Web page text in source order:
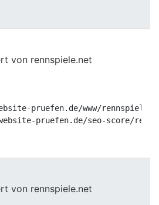
pruefen.de/www/
pruefen.de/seo-score/